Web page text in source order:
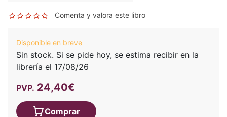
Comenta y valora este libro
Disponible en breve
Sin stock. Si se pide hoy, se estima recibir en la
librería el 17/08/26
PVP. 24,40€
Comprar